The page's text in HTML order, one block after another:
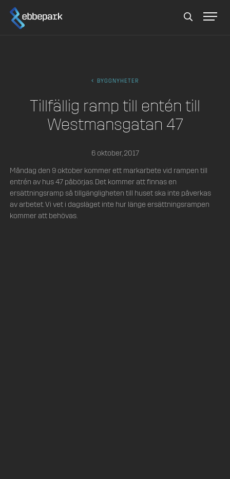
Sök
BYGGNYHETER
Tillfällig ramp till entén till
Westmansgatan 47
6 oktober, 2017
Måndag den 9 oktober kommer ett markarbete vid rampen till
entrén av hus 47 påbörjas. Det kommer att finnas en
ersättningsramp så tillgängligheten till huset ska inte påverkas
av arbetet. Vi vet i dagsläget inte hur länge ersättningsrampen
kommer att behövas.